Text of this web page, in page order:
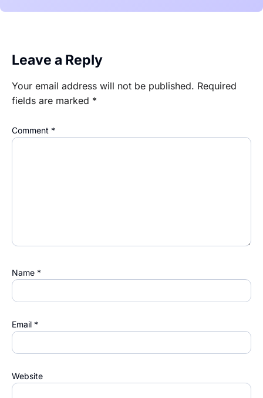
Leave a Reply
Your email address will not be published. Required
fields are marked *
Comment *
Name *
Email *
Website